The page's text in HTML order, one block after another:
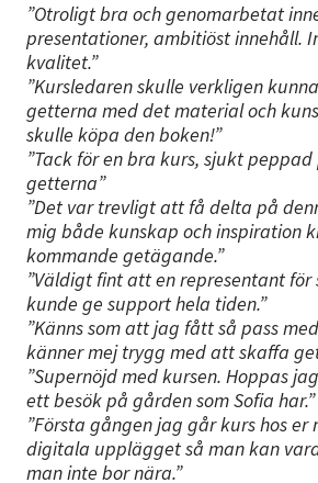
”Otroligt bra och genomarbetat
presentationer, ambitiöst innehåll.
kvalitet.”
”Kursledaren skulle verkligen
getterna med det material och
skulle köpa den boken!”
”Tack för en bra kurs, sjukt
getterna”
”Det var trevligt att få delta på
mig både kunskap och inspiration
kommande getägande.”
”Väldigt fint att en representant för
kunde ge support hela tiden.”
”Känns som att jag fått så pass
känner mej trygg med att skaffa
”Supernöjd med kursen. Hoppas
ett besök på gården som Sofia har.”
”Första gången jag går kurs hos
digitala upplägget så man kan
man inte bor nära.”